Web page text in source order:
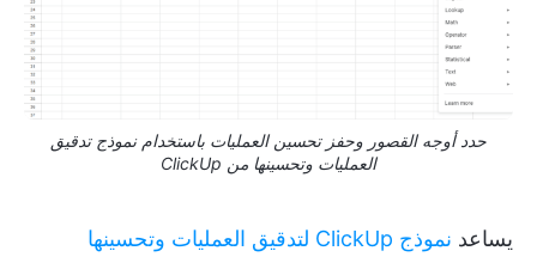
حدد أوجه القصور وحفز تحسين العمليات باستخدام نموذج تدقيق
العمليات وتحسينها من ClickUp
يساعد نموذج ClickUp لتدقيق العمليات وتحسينها